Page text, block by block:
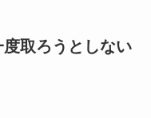
取ろうとしない